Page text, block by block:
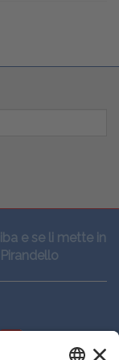
e se li mette in